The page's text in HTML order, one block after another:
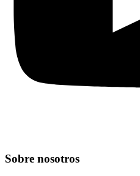
Sobre nosotros